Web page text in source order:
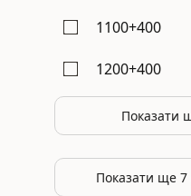
1100+400
1200+400
Показати
Показати ще 7